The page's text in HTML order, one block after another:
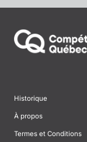
Historique
À propos
Termes et Conditions